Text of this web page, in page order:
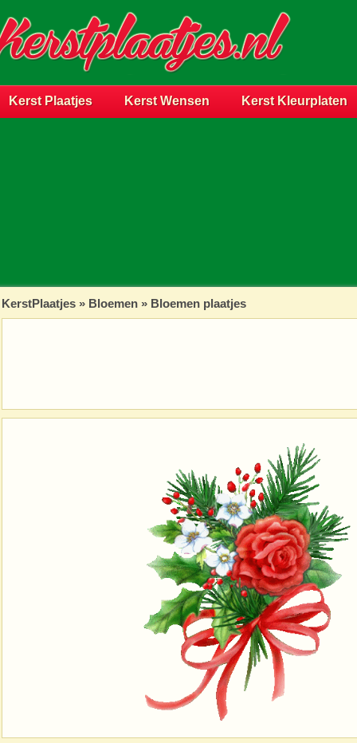
Kerst Plaatjes Kerst Wensen Kerst Kleurplaten
KerstPlaatjes » Bloemen » Bloemen plaatjes